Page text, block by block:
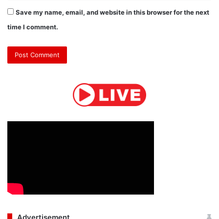
Save my name, email, and website in this browser for the next
time I comment.
Advertisement